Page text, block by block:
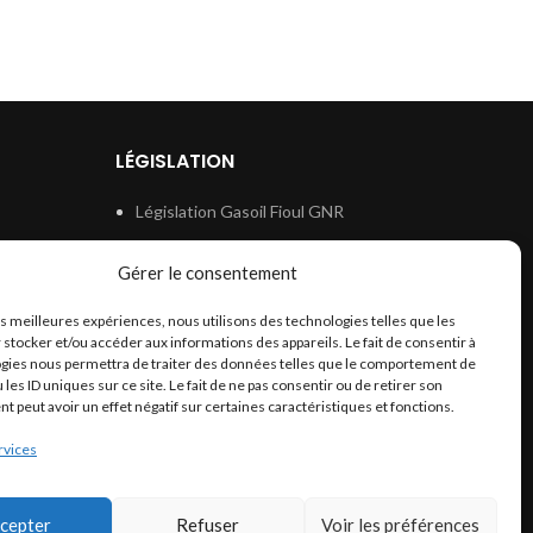
Gérer le consentement
meilleures expériences, nous utilisons des technologies telles que les
et/ou accéder aux informations des appareils. Le fait de consentir à
nous permettra de traiter des données telles que le comportement de
les ID uniques sur ce site. Le fait de ne pas consentir ou de retirer son
peut avoir un effet négatif sur certaines caractéristiques et fonctions.
Refuser Voir les préférences
LÉGISLATION
Législation Gasoil Fioul GNR
Législation Eau
Législation Lubrifiant
Législation Phytosanitaire